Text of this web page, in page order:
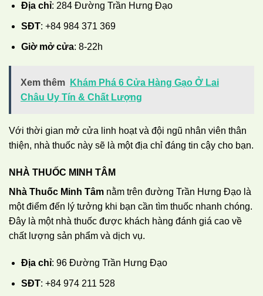
Địa chỉ: 284 Đường Trần Hưng Đạo
SĐT: +84 984 371 369
Giờ mở cửa: 8-22h
Xem thêm
Khám Phá 6 Cửa Hàng Gạo Ở Lai
Châu Uy Tín & Chất Lượng
Với thời gian mở cửa linh hoạt và đội ngũ nhân viên thân
thiện, nhà thuốc này sẽ là một địa chỉ đáng tin cậy cho bạn.
NHÀ THUỐC MINH TÂM
Nhà Thuốc Minh Tâm nằm trên đường Trần Hưng Đạo là
một điểm đến lý tưởng khi bạn cần tìm thuốc nhanh chóng.
Đây là một nhà thuốc được khách hàng đánh giá cao về
chất lượng sản phẩm và dịch vụ.
Địa chỉ: 96 Đường Trần Hưng Đạo
SĐT: +84 974 211 528